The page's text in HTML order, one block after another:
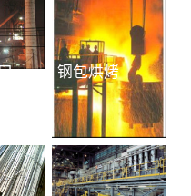
高炉出铁口铁水连续测温 钢包烘烤